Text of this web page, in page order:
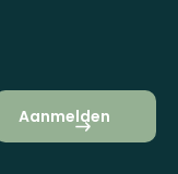
Aanmelden